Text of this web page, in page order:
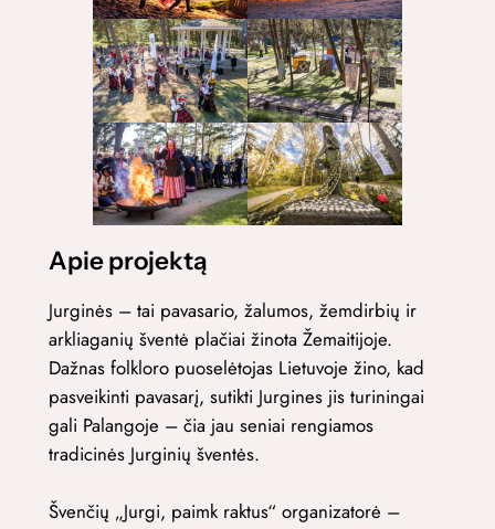
Apie projektą
Jurginės – tai pavasario, žalumos, žemdirbių ir
arkliaganių šventė plačiai žinota Žemaitijoje.
Dažnas folkloro puoselėtojas Lietuvoje žino, kad
pasveikinti pavasarį, sutikti Jurgines jis turiningai
gali Palangoje – čia jau seniai rengiamos
tradicinės Jurginių šventės.
Švenčių „Jurgi, paimk raktus“ organizatorė –